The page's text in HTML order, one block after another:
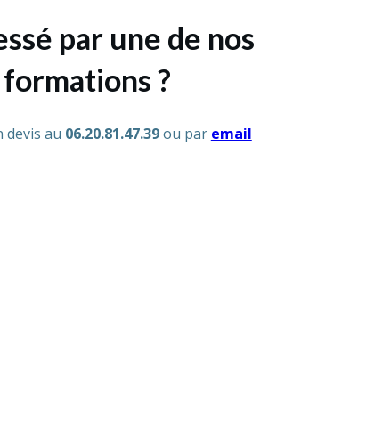
par une de nos
formations ?
devis au 06.20.81.47.39ou par email